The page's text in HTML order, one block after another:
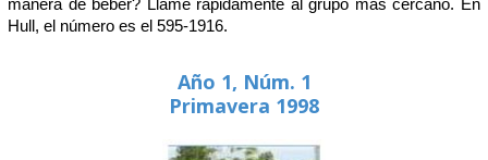
Hull, el número es el 595-1916.
Año 1, Núm. 1
Primavera 1998